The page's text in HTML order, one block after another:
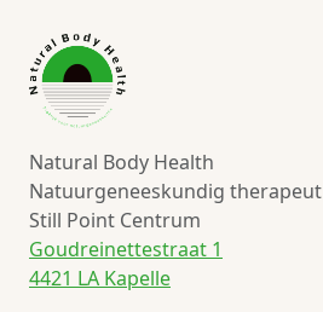
Natural Body Health
Natuurgeneeskundig therapeut
Still Point Centrum
Goudreinettestraat 1
4421 LA Kapelle